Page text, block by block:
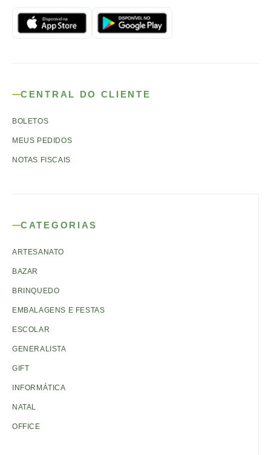
CENTRAL DO CLIENTE
BOLETOS
MEUS PEDIDOS
NOTAS FISCAIS
CATEGORIAS
ARTESANATO
BAZAR
BRINQUEDO
EMBALAGENS E FESTAS
ESCOLAR
GENERALISTA
GIFT
INFORMÁTICA
NATAL
OFFICE